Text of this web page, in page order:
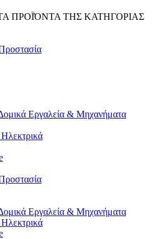
ΠΡΟΪΌΝΤΑ ΤΗΣ ΚΑΤΗΓΟΡΙΑΣ
Εργαλεία & Μηχανήματα
Εργαλεία & Μηχανήματα